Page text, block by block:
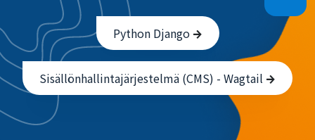
Python Django
Sisällönhallintajärjestelmä (CMS) - Wagtail